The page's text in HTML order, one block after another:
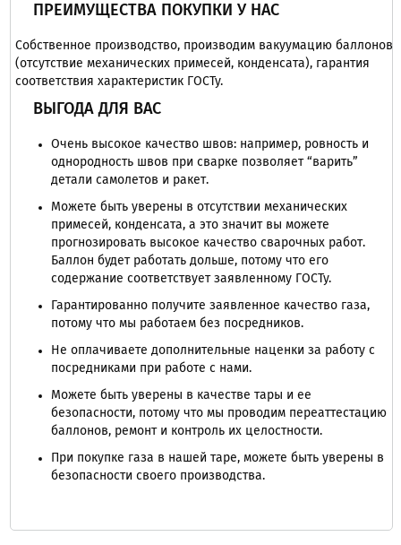
ПРЕИМУЩЕСТВА ПОКУПКИ У НАС
Собственное производство, производим вакуумацию баллонов
(отсутствие механических примесей, конденсата), гарантия
соответствия характеристик ГОСТу.
ВЫГОДА ДЛЯ ВАС
Очень высокое качество швов: например, ровность и
однородность швов при сварке позволяет “варить”
детали самолетов и ракет.
Можете быть уверены в отсутствии механических
примесей, конденсата, а это значит вы можете
прогнозировать высокое качество сварочных работ.
Баллон будет работать дольше, потому что его
содержание соответствует заявленному ГОСТу.
Гарантированно получите заявленное качество газа,
потому что мы работаем без посредников.
Не оплачиваете дополнительные наценки за работу с
посредниками при работе с нами.
Можете быть уверены в качестве тары и ее
безопасности, потому что мы проводим переаттестацию
баллонов, ремонт и контроль их целостности.
При покупке газа в нашей таре, можете быть уверены в
безопасности своего производства.